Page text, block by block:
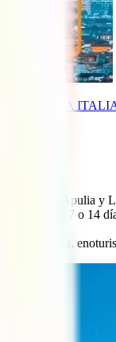
VIAJAR A
Sicilia; Apulia y
en 7 o 14
naturaleza,